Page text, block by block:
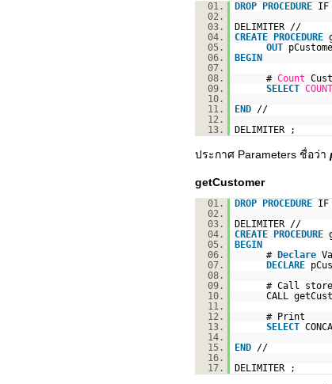
01. DROP PROCEDURE
IF
02.
03.
DELIMITER //
04.
CREATE PROCEDURE
05.
OUT
06.
BEGIN
07.
08.
# Count
09.
SELECT COUNT
10.
11.
END
//
12.
13.
DELIMITER ;
ประกาศ Parameters ชื่อว่า
getCustomer
01. DROP PROCEDURE
IF
02.
03.
DELIMITER //
04.
CREATE PROCEDURE
05.
BEGIN
06.
# Declare
07.
DECLARE
08.
09.
# Call
10.
CALL
11.
12.
# Print
13.
SELECT
14.
15.
END
//
16.
17.
DELIMITER ;